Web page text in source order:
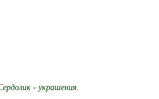
- украшения.